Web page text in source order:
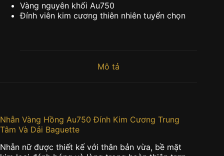
Vàng nguyên khối Au750
Đính viên kim cương thiên nhiên tuyển chọn
Mô tả
Nhẫn Vàng Hồng Au750 Đính Kim Cương Trung
Tâm Và Dải Baguette
Nhẫn nữ được thiết kế với thân bản vừa, bề mặt